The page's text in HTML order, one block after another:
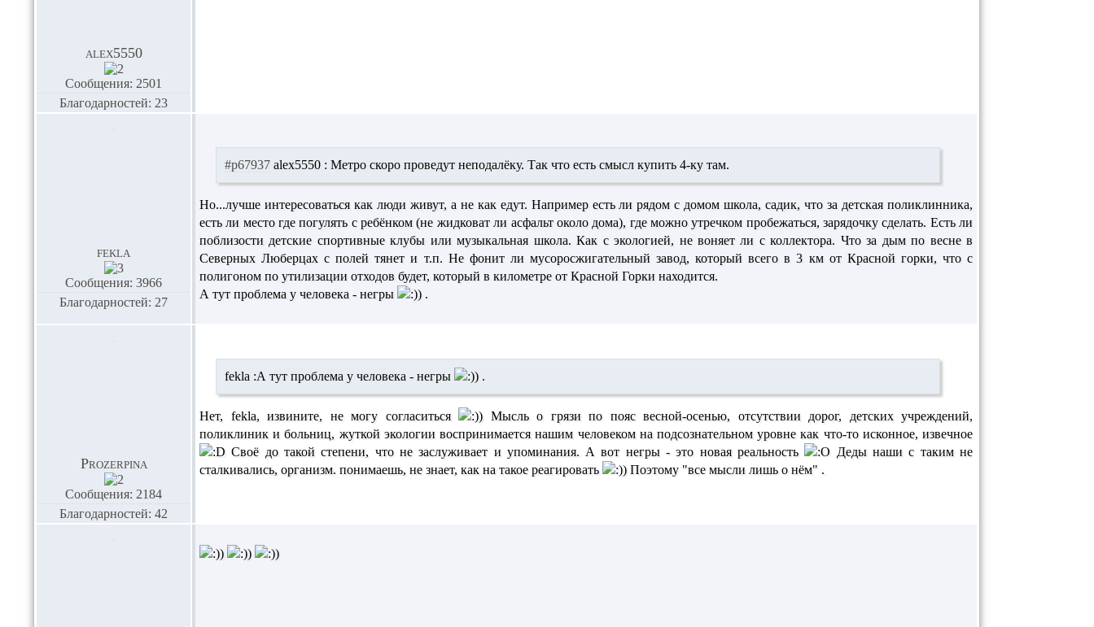
alex5550
Сообщения: 2501
Благодарностей: 23
fekla
Сообщения: 3966
Благодарностей: 27
#p67937 alex5550 : Метро скоро проведут неподалёку. Так что есть смысл купить 4-ку там.
Но...лучше интересоваться как люди живут, а не как едут. Например есть ли рядом с домом школа, садик, что за детская поликлинника,
есть ли место где погулять с ребёнком (не жидковат ли асфальт около дома), где можно утречком пробежаться, зарядочку сделать. Есть ли
поблизости детские спортивные клубы или музыкальная школа. Как с экологией, не воняет ли с коллектора. Что за дым по весне в
Северных Люберцах с полей тянет и т.п. Не фонит ли мусоросжигательный завод, который всего в 3 км от Красной горки, что с
полигоном по утилизации отходов будет, который в километре от Красной Горки находится.
А тут проблема у человека - негры
.
Prozerpina
Сообщения: 2184
Благодарностей: 42
fekla :А тут проблема у человека - негры .
Нет, fekla, извините, не могу согласиться
Мысль о грязи по пояс весной-осенью, отсутствии дорог, детских учреждений,
поликлиник и больниц, жуткой экологии воспринимается нашим человеком на подсознательном уровне как что-то исконное, извечное
Своё до такой степени, что не заслуживает и упоминания. А вот негры - это новая реальность
Деды наши с таким не
сталкивались, организм. понимаешь, не знает, как на такое реагировать
Поэтому "все мысли лишь о нём" .